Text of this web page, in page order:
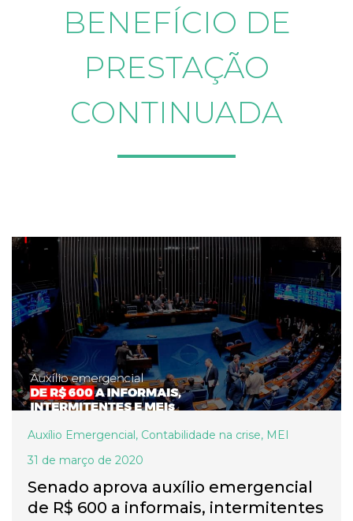
BENEFÍCIO DE
PRESTAÇÃO
CONTINUADA
Auxílio Emergencial , Contabilidade na crise, MEI
31 de março de 2020
Senado aprova auxílio emergencial
de R$ 600 a informais, intermitentes